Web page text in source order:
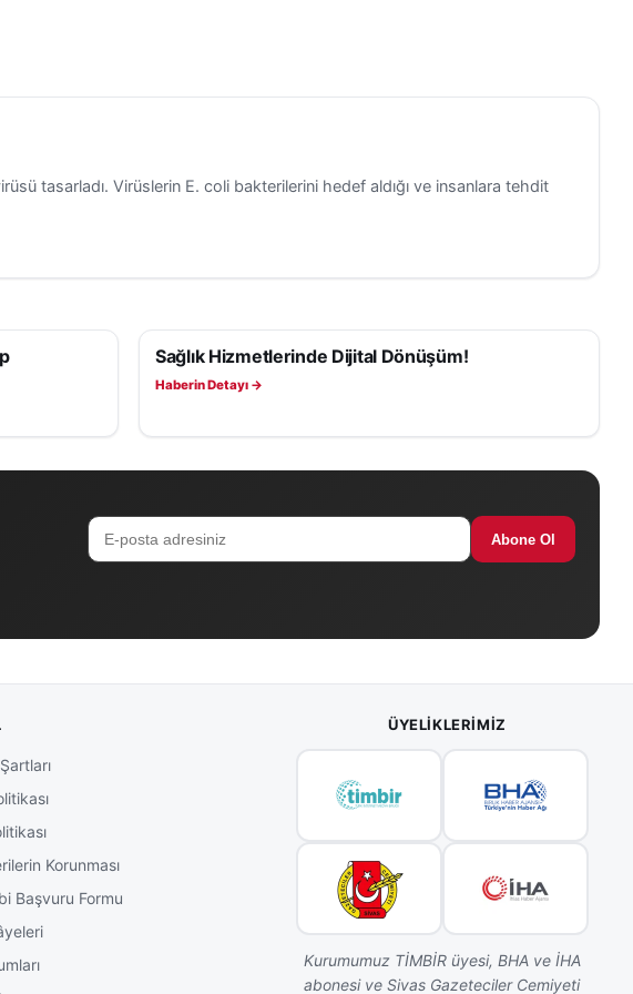
tasarladı. Virüslerin E. coli bakterilerini hedef aldığı ve insanlara tehdit
SAĞLIK
Sağlık Hizmetlerinde Dijital Dönüşüm!
Haberin Detayı →
Abone Ol
Korunması
Başvuru Formu
ÜYELIKLERIMIZ
Kurumumuz TİMBİR üyesi, BHA ve İHA
abonesi ve Sivas Gazeteciler Cemiyeti